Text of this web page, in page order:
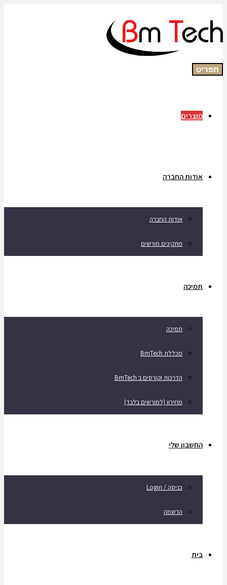
תפריט
מוצרים
אודות החברה
אודות החברה
מתקינים מורשים
תמיכה
תמיכה
מכללת BmTech
הדרכות וקורסים ב BmTech
מחירון (למורשים בלבד)
החשבון שלי
כניסה / Login
הרשמה
בית